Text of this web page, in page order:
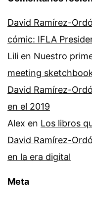
David Ramírez-
cómic: IFLA
Lili en Nuestro
meeting
David Ramírez-
en el 2019
Alex en Los libros
David Ramírez-
en la era digital
Meta